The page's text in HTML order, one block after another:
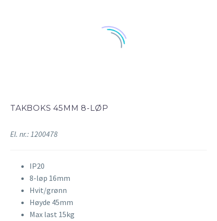
TAKBOKS 45MM 8-LØP
El. nr.: 1200478
IP20
8-løp 16mm
Hvit/grønn
Høyde 45mm
Max last 15kg